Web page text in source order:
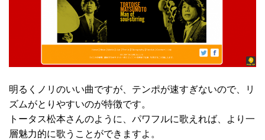
明るくノリのいい曲ですが、テンポが速すぎないので、リ
ズムがとりやすいのが特徴です。
トータス松本さんのように、パワフルに歌えれば、より一
層魅力的に歌うことができますよ。